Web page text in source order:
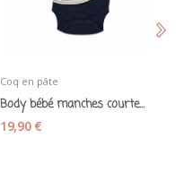
Coq en pâte
Body bébé manches courtes "Baleine bleue" coton...
19,90 €